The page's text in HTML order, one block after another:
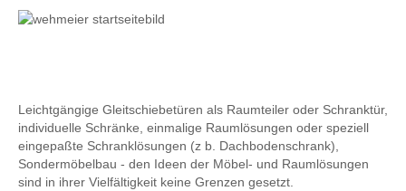
Leichtgängige Gleitschiebetüren als Raumteiler oder Schranktür,
individuelle Schränke, einmalige Raumlösungen oder speziell
eingepaßte Schranklösungen (z b. Dachbodenschrank),
Sondermöbelbau - den Ideen der Möbel- und Raumlösungen
sind in ihrer Vielfältigkeit keine Grenzen gesetzt.